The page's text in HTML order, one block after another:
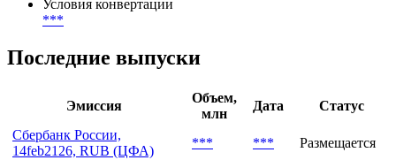
Условия конвертации
***
Последние выпуски
Эмиссия
Объем,
млн
Дата
Статус
Сбербанк России,
14feb2126, RUB (ЦФА)
*** ***
Размещается